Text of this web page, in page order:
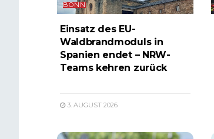
BONN
Einsatz des EU-
Waldbrandmoduls in
Spanien endet – NRW-
Teams kehren zurück
3. AUGUST 2026